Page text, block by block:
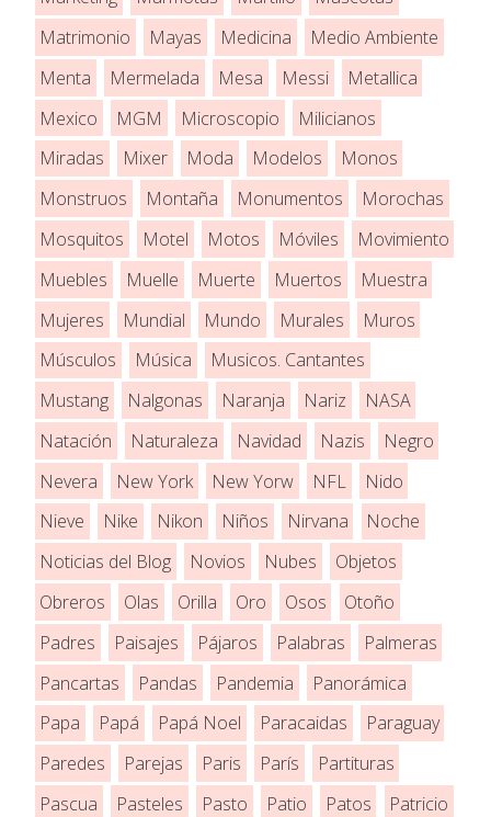
Matrimonio
Mayas Medicina
Medio Ambiente
Menta
Mermelada Mesa Messi
Metallica
Mexico
MGM Microscopio
Milicianos
Miradas
Mixer Moda Modelos
Monos
Monstruos
Montaña Monumentos
Morochas
Mosquitos
Motel Motos Móviles
Movimiento
Muebles
Muelle Muerte Muertos
Muestra
Mujeres
Mundial Mundo Murales
Muros
Músculos
Música
Musicos. Cantantes
Mustang
Nalgonas Naranja Nariz
NASA
Natación
Naturaleza Navidad Nazis
Negro
Nevera
New York New Yorw NFL
Nido
Nieve
Nike Nikon Niños Nirvana
Noche
Noticias del Blog
Novios Nubes
Objetos
Obreros
Olas Orilla Oro Osos
Otoño
Padres
Paisajes Pájaros Palabras
Palmeras
Pancartas
Pandas Pandemia
Panorámica
Papa
Papá Papá Noel Paracaidas
Paraguay
Paredes
Parejas Paris París
Partituras
Pascua
Pasteles Pasto Patio Patos
Patricio